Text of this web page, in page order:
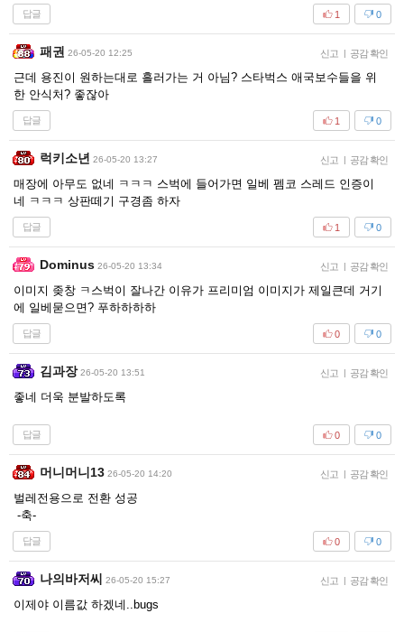
답글 0
1
패권 26-05-20 12:25 신고 | 공감 확인
근데 용진이 원하는대로 흘러가는 거 아님? 스타벅스 애국보수들을 위
한 안식처? 좋잖아
답글 0
1
럭키소년 26-05-20 13:27 신고 | 공감 확인
매장에 아무도 없네 ㅋㅋㅋ 스벅에 들어가면 일베 펨코 스레드 인증이
네 ㅋㅋㅋ 상판떼기 구경좀 하자
답글 0
1
Dominus 26-05-20 13:34 신고 | 공감 확인
이미지 좆창 ㅋ스벅이 잘나간 이유가 프리미엄 이미지가 제일큰데 거기
에 일베묻으면? 푸하하하하
답글 0
0
김과장 26-05-20 13:51 신고 | 공감 확인
좋네 더욱 분발하도록
답글 0
0
머니머니13 26-05-20 14:20 신고 | 공감 확인
벌레전용으로 전환 성공
-축-
답글 0
0
나의바저씨 26-05-20 15:27 신고 | 공감 확인
이제야 이름값 하겠네..bugs